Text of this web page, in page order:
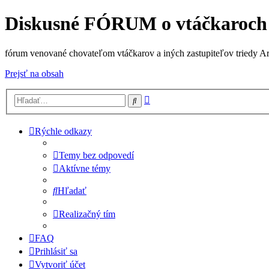
Diskusné FÓRUM o vtáčkaroch
fórum venované chovateľom vtáčkarov a iných zastupiteľov triedy
Prejsť na obsah
Hľadať
Rýchle odkazy
Temy bez odpovedí
Aktívne témy
Hľadať
Realizačný tím
FAQ
Prihlásiť sa
Vytvoriť účet